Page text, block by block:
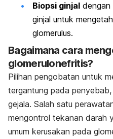
Biopsi ginjal dengan
ginjal untuk
glomerulus.
Bagaimana cara
glomerulonefritis?
Pilihan pengobatan untuk
tergantung pada
gejala. Salah satu
mengontrol tekanan darah
umum kerusakan pada